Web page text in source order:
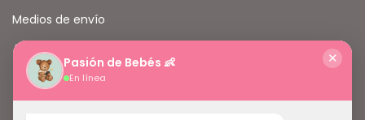
Medios de envío
Pasión de Bebés 👶
En línea
✕